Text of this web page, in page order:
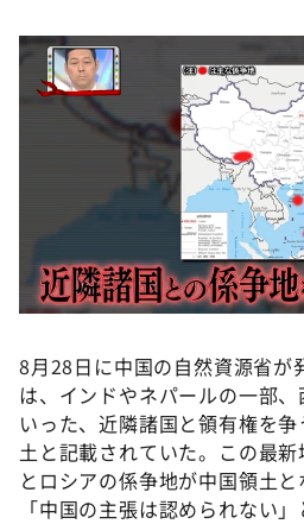
8月28日に中国の自然資源省が
は、インドやネパールの一部
いった、近隣諸国と領有権を
土と記載されていた。この最
とロシアの係争地が中国領土
「中国の主張は認められない」